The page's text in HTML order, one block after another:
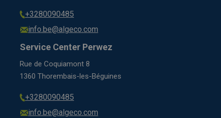
+3280090485
info.be@algeco.com
Service Center Perwez
Rue de Coquiamont 8
1360 Thorembais-les-Béguines
+3280090485
info.be@algeco.com